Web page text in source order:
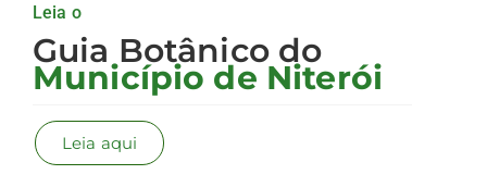
Leia o
Guia Botânico do
Município de Niterói
Leia aqui